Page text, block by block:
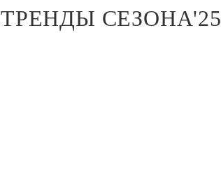
ТРЕНДЫ СЕЗОНА'25